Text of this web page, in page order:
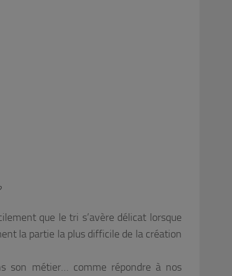
que le tri s’avère délicat lorsque
la partie la plus difficile de la création
son métier… comme répondre à nos